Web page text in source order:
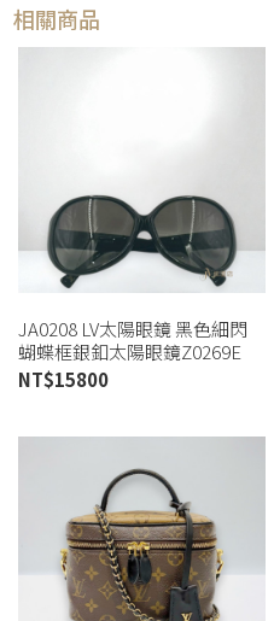
相關商品
JA0208 LV太陽眼鏡 黑色細閃
蝴蝶框銀釦太陽眼鏡Z0269E
(桃園店)
NT$15800